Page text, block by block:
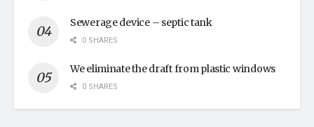
Sewerage device – septic tank
0 SHARES
We eliminate the draft from plastic windows
0 SHARES